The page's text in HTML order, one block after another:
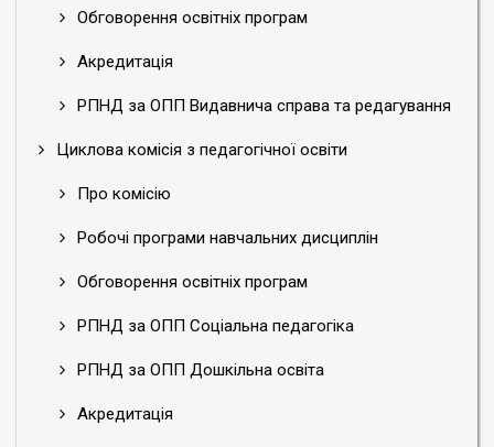
Обговорення освітніх програм
Акредитація
РПНД за ОПП Видавнича справа та редагування
Циклова комісія з педагогічної освіти
Про комісію
Робочі програми навчальних дисциплін
Обговорення освітніх програм
РПНД за ОПП Соціальна педагогіка
РПНД за ОПП Дошкільна освіта
Акредитація